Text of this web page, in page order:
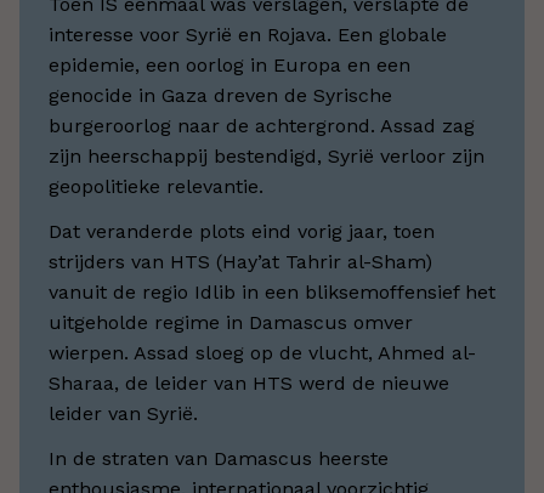
interesse voor Syrië en Rojava. Een globale
epidemie, een oorlog in Europa en een
genocide in Gaza dreven de Syrische
burgeroorlog naar de achtergrond. Assad zag
zijn heerschappij bestendigd, Syrië verloor zijn
geopolitieke relevantie.
Dat veranderde plots eind vorig jaar, toen
strijders van HTS (Hay’at Tahrir al-Sham)
vanuit de regio Idlib in een bliksemoffensief het
uitgeholde regime in Damascus omver
wierpen. Assad sloeg op de vlucht, Ahmed al-
Sharaa, de leider van HTS werd de nieuwe
leider van Syrië.
In de straten van Damascus heerste